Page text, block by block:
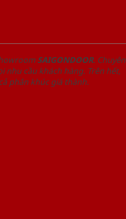
SAIGONDOOR. Chuyên
nhu cầu khách hàng. Trên hết,
phân khúc giá thành.